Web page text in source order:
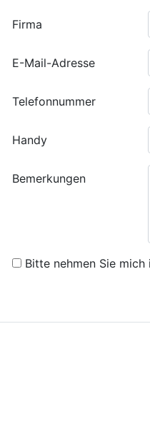
Firma
E-Mail-Adresse
Telefonnummer
Handy
Bemerkungen
Bitte nehmen Sie